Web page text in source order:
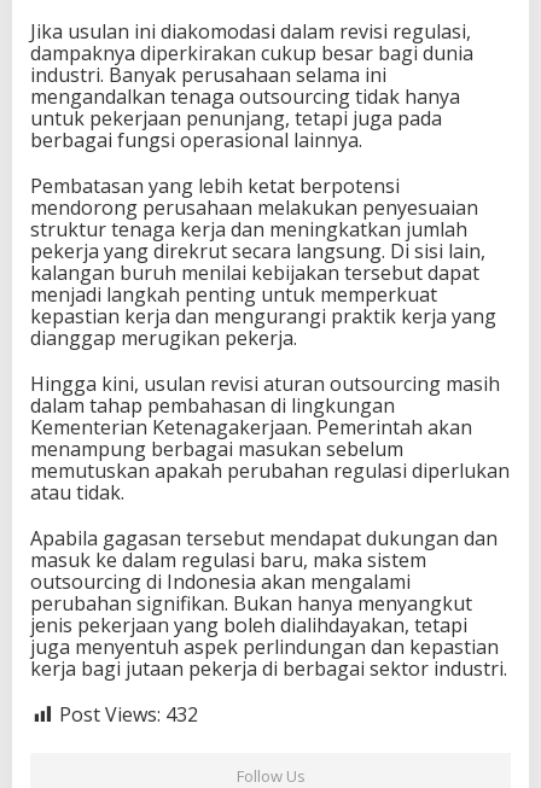
Jika usulan ini diakomodasi dalam revisi regulasi,
dampaknya diperkirakan cukup besar bagi dunia
industri. Banyak perusahaan selama ini
mengandalkan tenaga outsourcing tidak hanya
untuk pekerjaan penunjang, tetapi juga pada
berbagai fungsi operasional lainnya.
Pembatasan yang lebih ketat berpotensi
mendorong perusahaan melakukan penyesuaian
struktur tenaga kerja dan meningkatkan jumlah
pekerja yang direkrut secara langsung. Di sisi lain,
kalangan buruh menilai kebijakan tersebut dapat
menjadi langkah penting untuk memperkuat
kepastian kerja dan mengurangi praktik kerja yang
dianggap merugikan pekerja.
Hingga kini, usulan revisi aturan outsourcing masih
dalam tahap pembahasan di lingkungan
Kementerian Ketenagakerjaan. Pemerintah akan
menampung berbagai masukan sebelum
memutuskan apakah perubahan regulasi diperlukan
atau tidak.
Apabila gagasan tersebut mendapat dukungan dan
masuk ke dalam regulasi baru, maka sistem
outsourcing di Indonesia akan mengalami
perubahan signifikan. Bukan hanya menyangkut
jenis pekerjaan yang boleh dialihdayakan, tetapi
juga menyentuh aspek perlindungan dan kepastian
kerja bagi jutaan pekerja di berbagai sektor industri.
Post Views: 432
Follow Us